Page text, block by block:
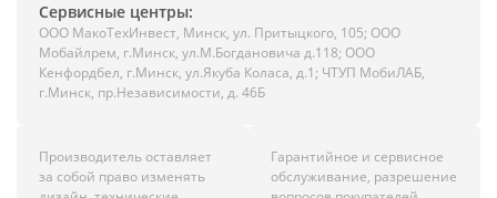
Сервисные центры:
ООО МакоТехИнвест, Минск, ул. Притыцкого, 105; ООО
Мобайлрем, г.Минск, ул.М.Богдановича д.118; ООО
Кенфордбел, г.Минск, ул.Якуба Коласа, д.1; ЧТУП МобиЛАБ,
г.Минск, пр.Независимости, д. 46Б
Производитель оставляет
за собой право изменять
Гарантийное и сервисное
обслуживание, разрешение